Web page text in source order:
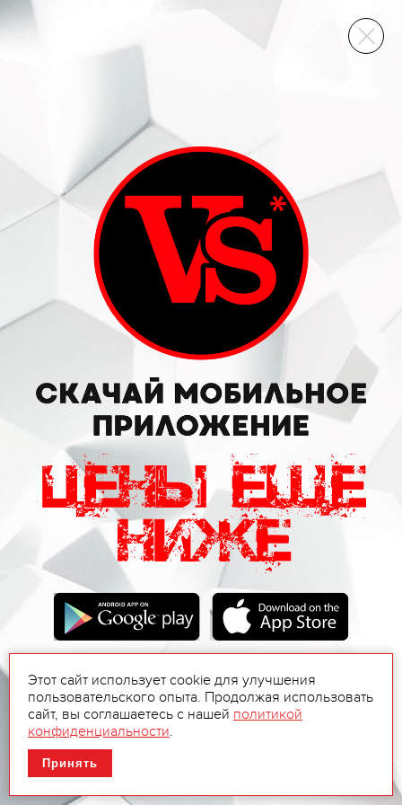
ВИННЫЙ СКЛАД
Этот сайт использует cookie для улучшения
пользовательского опыта. Продолжая использовать
сайт, вы соглашаетесь с нашей политикой
конфиденциальности.
Принять